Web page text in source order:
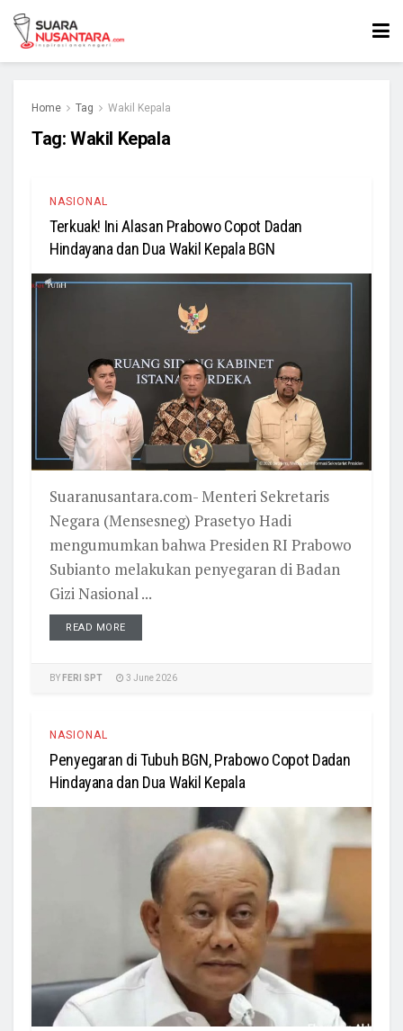
Home Tag Wakil Kepala
Tag: Wakil Kepala
NASIONAL
Terkuak! Ini Alasan Prabowo Copot Dadan
Hindayana dan Dua Wakil Kepala BGN
Suaranusantara.com- Menteri Sekretaris
Negara (Mensesneg) Prasetyo Hadi
mengumumkan bahwa Presiden RI Prabowo
Subianto melakukan penyegaran di Badan
Gizi Nasional ...
READ MORE
BY FERI SPT 3 June 2026
NASIONAL
Penyegaran di Tubuh BGN, Prabowo Copot Dadan
Hindayana dan Dua Wakil Kepala